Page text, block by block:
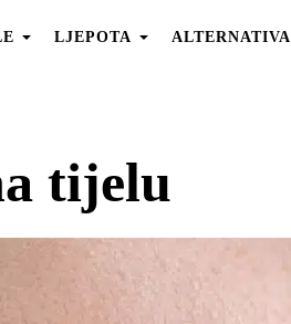
LJEPOTA ALTERNATIVA
tijelu